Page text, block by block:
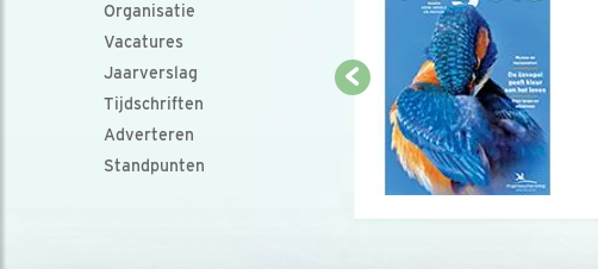
Organisatie
Vacatures
Jaarverslag
Tijdschriften
Adverteren
Standpunten